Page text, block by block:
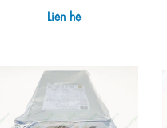
Liên hệ